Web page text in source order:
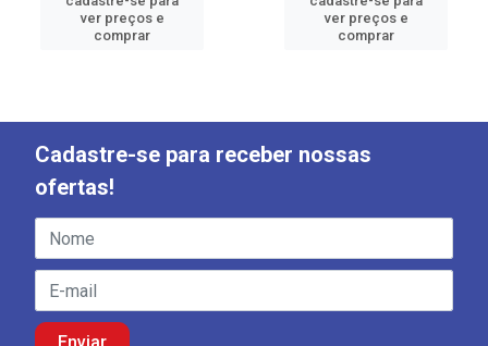
ver preços e
comprar
ver preços e
comprar
Cadastre-se para receber nossas
ofertas!